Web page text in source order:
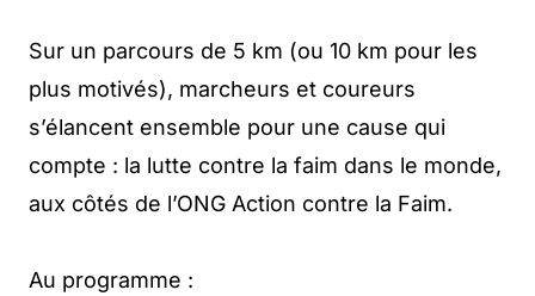
Sur un parcours de 5 km (ou 10 km pour les
plus motivés), marcheurs et coureurs
s’élancent ensemble pour une cause qui
compte : la lutte contre la faim dans le monde,
aux côtés de l’ONG Action contre la Faim.
Au programme :